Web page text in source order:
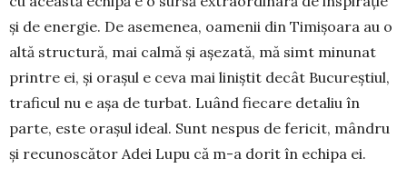
și de ener­gie. De asemenea, oamenii din Timișoara au o
altă structură, mai cal­mă și așezată, mă simt minunat
printre ei, și orașul e ceva mai li­niștit decât Bucu­reștiul,
trafi­cul nu e așa de tur­bat. Luând fie­care deta­liu în
parte, este orașul ideal. Sunt nespus de fe­ricit, mândru
și recu­noscător Adei Lupu că m-a dorit în echi­pa ei.